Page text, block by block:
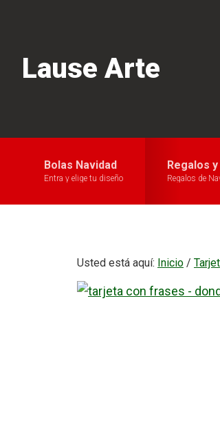
navegación
principal
Lause Arte
Bolas Navidad
Entra y elige tu diseño
Regalos
Regalos de
Usted está aquí: Inicio /